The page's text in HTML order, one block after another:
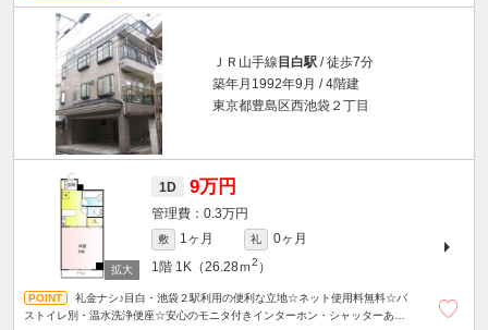
ＪＲ山手線目白駅 / 徒歩7分
築年月1992年9月 / 4階建
東京都豊島区西池袋２丁目
1D 9万円
0.3万円
敷 1ヶ月 礼
0ヶ月
1階 1K（26.28ｍ2 ）
礼金ナシ♪目白・池袋２駅利用の便利な立地☆ネット使用料無料☆バ
ストイレ別・温水洗浄便座☆安心のモニタ付きインターホン・シャッターあり